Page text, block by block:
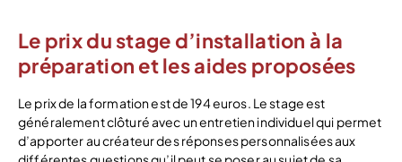
Le prix du stage d’installation à la
préparation et les aides proposées
Le prix de la formation est de 194 euros. Le stage est
généralement clôturé avec un entretien individuel qui permet
d’apporter au créateur des réponses personnalisées aux